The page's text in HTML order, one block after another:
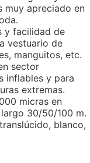
muy apreciado en
y facilidad de
vestuario de
manguitos, etc.
sector
inflables y para
extremas.
micras en
30/50/100 m.
blanco,